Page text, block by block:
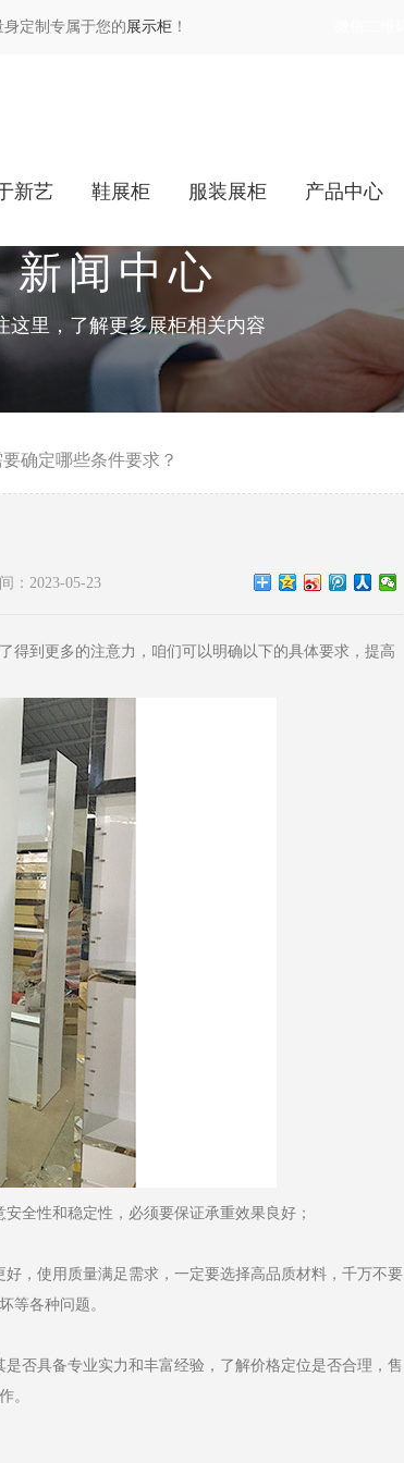
身定制专属于您的展示柜 ！
新艺 鞋展柜 服装展柜 产品中心
新闻中心
这里，了解更多展柜相关内容
确定哪些条件要求？
：2023-05-23
得到更多的注意力，咱们可以明确以下的具体要求，提高
全性和稳定性，必须要保证承重效果良好；
，使用质量满足需求，一定要选择高品质材料，千万不要
等各种问题。
否具备专业实力和丰富经验，了解价格定位是否合理，售
。